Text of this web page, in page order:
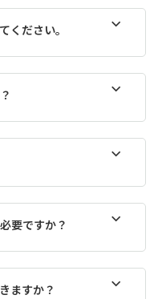
ください。
要ですか？
ますか？